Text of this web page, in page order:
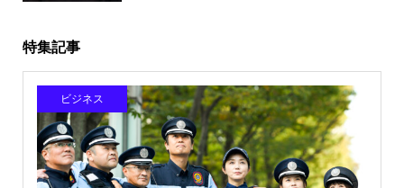
特集記事
ビジネス